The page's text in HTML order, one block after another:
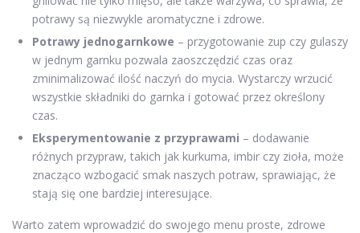
potrawy są niezwykle aromatyczne i zdrowe.
Potrawy jednogarnkowe – przygotowanie zup czy gulaszy
w jednym garnku pozwala zaoszczędzić czas oraz
zminimalizować ilość naczyń do mycia. Wystarczy wrzucić
wszystkie składniki do garnka i gotować przez określony
czas.
Eksperymentowanie z przyprawami – dodawanie
różnych przypraw, takich jak kurkuma, imbir czy zioła, może
znacząco wzbogacić smak naszych potraw, sprawiając, że
stają się one bardziej interesujące.
Warto zatem wprowadzić do swojego menu proste, zdrowe